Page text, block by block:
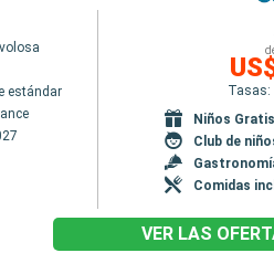
estándar
Tasas:
Niños Gratis
Club de
Comidas
VER LAS